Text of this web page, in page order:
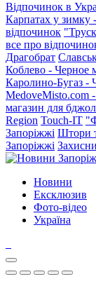
Відпочинок в
Карпатах у зимку
відпочинок
все про
Драгобрат
Коблево - Черное
Каролино-Бугаз -
MedoveMisto.com
магазин для
Region Touch-IT
Запоріжжі Штори
Запоріжжі
Новини
Ексклюзив
Фото-відео
Україна